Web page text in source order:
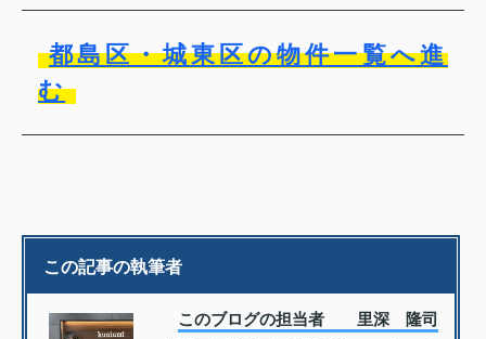
都島区・城東区の物件一覧へ進
む
この記事の執筆者
このブログの担当者 里深 隆司